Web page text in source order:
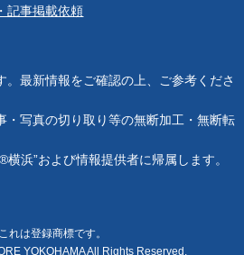
記事掲載依頼
。最新情報をご確認の上、ご参考くださ
・写真の切り取り等の無断加工・無断転
浜”および情報提供者に帰属します。
れは登録商標です。
YOKOHAMA All Rights Reserved.